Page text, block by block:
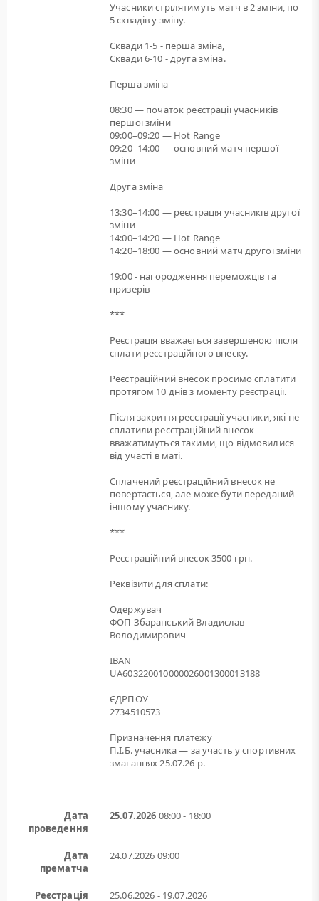
Учасники стрілятимуть матч в 2 зміни, по
5 сквадів у зміну.
Сквади 1-5 - перша зміна,
Сквади 6-10 - друга зміна.
Перша зміна
08:30 — початок реєстрації учасників
першої зміни
09:00–09:20 — Hot Range
09:20–14:00 — основний матч першої
зміни
Друга зміна
13:30–14:00 — реєстрація учасників другої
зміни
14:00–14:20 — Hot Range
14:20–18:00 — основний матч другої зміни
19:00 - нагородження переможців та
призерів
***
Реєстрація вважається завершеною після
сплати реєстраційного внеску.
Реєстраційний внесок просимо сплатити
протягом 10 днів з моменту реєстрації.
Після закриття реєстрації учасники, які не
сплатили реєстраційний внесок
вважатимуться такими, що відмовилися
від участі в маті.
Сплачений реєстраційний внесок не
повертається, але може бути переданий
іншому учаснику.
***
Реєстраційний внесок 3500 грн.
Реквізити для сплати:
Одержувач
ФОП Збаранський Владислав
Володимирович
IBAN
UA603220010000026001300013188
ЄДРПОУ
2734510573
Призначення платежу
П.І.Б. учасника — за участь у спортивних
змаганнях 25.07.26 р.
Дата
проведення
25.07.2026 08:00 - 18:00
Дата
прематча
24.07.2026 09:00
Реєстрація 25.06.2026 - 19.07.2026